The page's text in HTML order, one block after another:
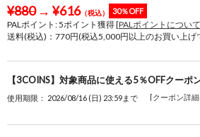
¥880→ ¥616（税込） 30％OFF
PALポイント:5ポイント獲得 [PALポイントについて
送料(税込)：770円(税込5,000円以上のお買い上げ
【3COINS】対象商品に使える5％OFFクーポ
使用期限： 2026/08/16 (日) 23:59まで [クーポン詳